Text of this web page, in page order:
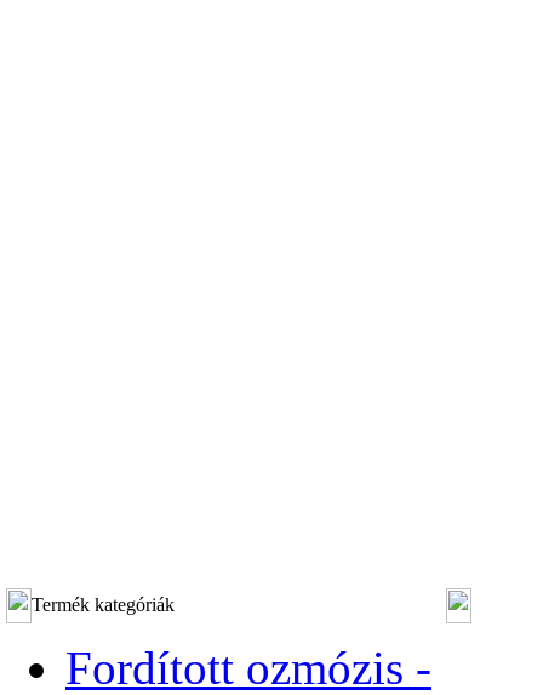
Termék kategóriák
Fordított ozmózis -